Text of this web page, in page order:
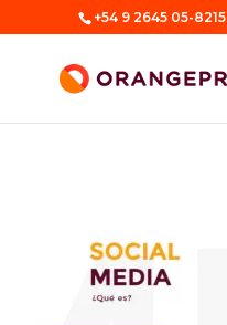
+54 9 2645 05-8215